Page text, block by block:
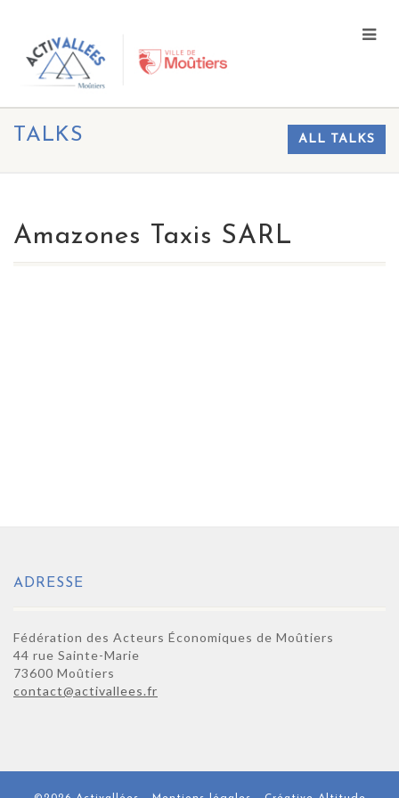
TALKS ALL TALKS
Amazones Taxis SARL
ADRESSE
Fédération des Acteurs Économiques de Moûtiers
44 rue Sainte-Marie
73600 Moûtiers
contact@activallees.fr